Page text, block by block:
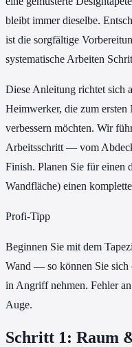
bleibt immer dieselbe.
ist die sorgfältige
systematische Arbeiten
Diese Anleitung richtet sich
Heimwerker, die zum ersten
verbessern möchten. Wir
Arbeitsschritt — vom
Finish. Planen Sie für einen
Wandfläche) einen
Profi-Tipp
Beginnen Sie mit dem
Wand — so können Sie sich
in Angriff nehmen. Fehler
Auge.
Schritt 1: Raum